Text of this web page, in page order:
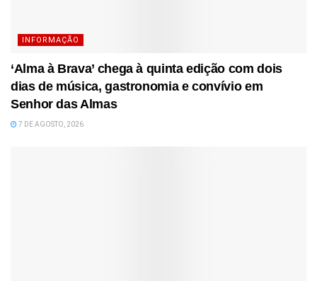
INFORMAÇÃO
‘Alma à Brava’ chega à quinta edição com dois
dias de música, gastronomia e convívio em
Senhor das Almas
7 DE AGOSTO, 2026